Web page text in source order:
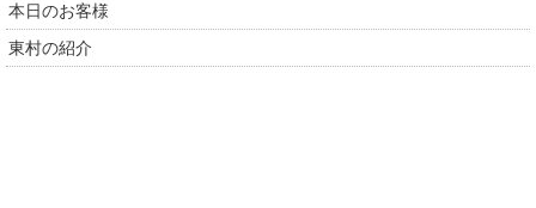
本日のお客様
東村の紹介